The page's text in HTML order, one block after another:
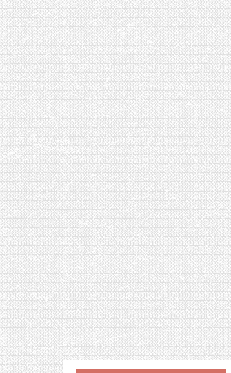
AUTRES
[VIDÉO] UNBOXING : LES
BIOTYFULL BOX DES MOIS
MARS 2024 FEAT. AKILA
[VIDÉO] LA SÉLECTION DU
#JANVIER2024
[VIDÉO] HELLOFRESH #34 :
RECETTES RISOTTO